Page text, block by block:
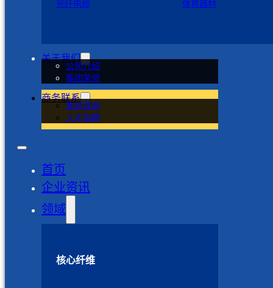
光纤电缆 体育器材
关于我们
公司介绍
集团荣誉
商务联系
售前咨询
人才招聘
首页
企业资讯
领域
核心纤维